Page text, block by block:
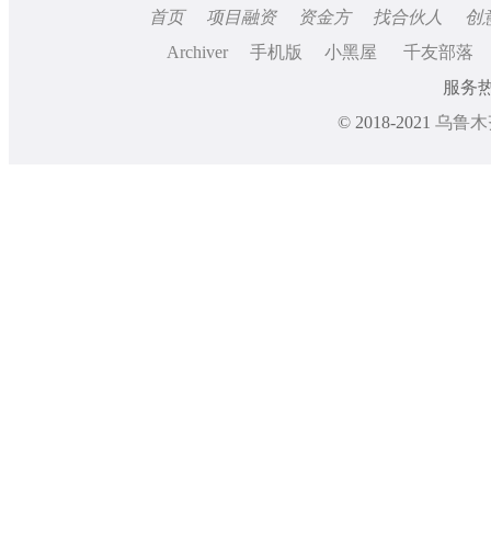
首页 项目融资 资金方 找合伙人
创
Archiver
手机版 小黑屋
千友部落
服务
© 2018-2021 乌鲁